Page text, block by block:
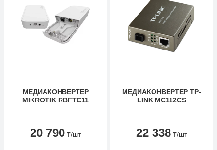
МЕДИАКОНВЕРТЕР
MIKROTIK RBFTC11
20 790 ₸/шт
МЕДИАКОНВЕРТЕР TP-
LINK MC112CS
22 338 ₸/шт